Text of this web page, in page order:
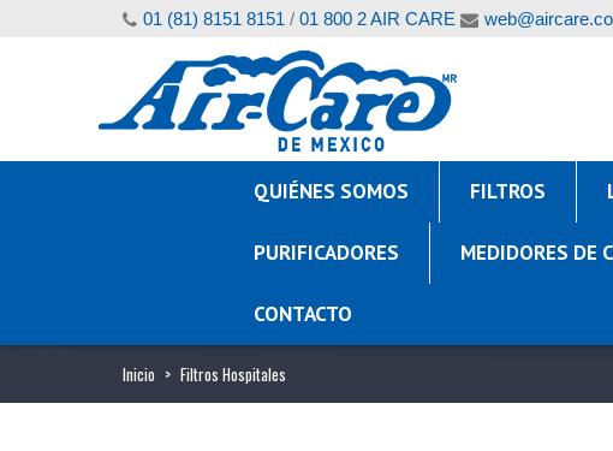
01 (81) 8151 8151 / 01 800 2 AIR CARE
QUIÉNES SOMOS FILTROS
PURIFICADORES MEDIDORES DE
CONTACTO
Inicio > Filtros Hospitales